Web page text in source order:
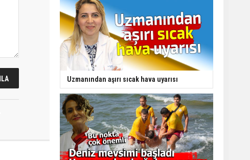
Uzmanından aşırı sıcak hava uyarısı